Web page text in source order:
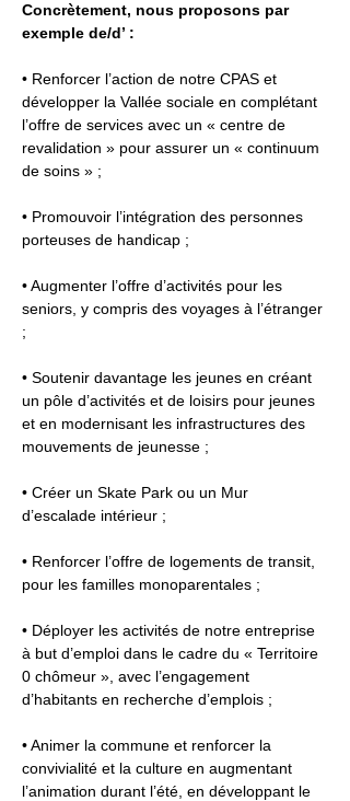
Concrètement, nous proposons par
exemple de/d’ :
• Renforcer l’action de notre CPAS et
développer la Vallée sociale en complétant
l’offre de services avec un « centre de
revalidation » pour assurer un « continuum
de soins » ;
• Promouvoir l’intégration des personnes
porteuses de handicap ;
• Augmenter l’offre d’activités pour les
seniors, y compris des voyages à l’étranger
;
• Soutenir davantage les jeunes en créant
un pôle d’activités et de loisirs pour jeunes
et en modernisant les infrastructures des
mouvements de jeunesse ;
• Créer un Skate Park ou un Mur
d’escalade intérieur ;
• Renforcer l’offre de logements de transit,
pour les familles monoparentales ;
• Déployer les activités de notre entreprise
à but d’emploi dans le cadre du « Territoire
0 chômeur », avec l’engagement
d’habitants en recherche d’emplois ;
• Animer la commune et renforcer la
convivialité et la culture en augmentant
l’animation durant l’été, en développant le